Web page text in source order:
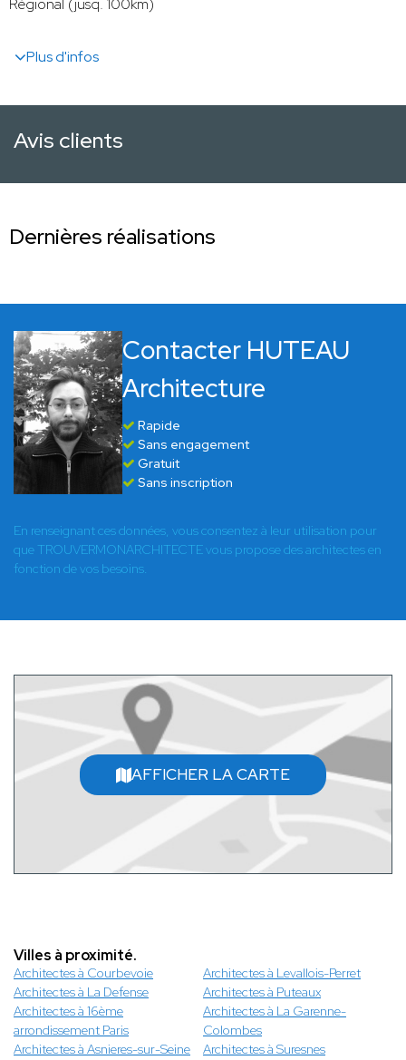
Régional (jusq. 100km)
Plus d'infos
Avis clients
Dernières réalisations
Contacter HUTEAU
Architecture
Rapide
Sans engagement
Gratuit
Sans inscription
En renseignant ces données, vous consentez à leur utilisation pour
que TROUVERMONARCHITECTE vous propose des architectes en
fonction de vos besoins.
AFFICHER LA CARTE
Villes à proximité.
Architectes à Courbevoie
Architectes à Levallois-Perret
Architectes à La Defense
Architectes à Puteaux
Architectes à 16ème
arrondissement Paris
Architectes à La Garenne-
Colombes
Architectes à Asnieres-sur-Seine
Architectes à Suresnes